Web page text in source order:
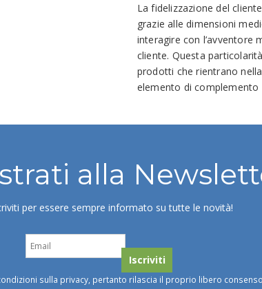
La fidelizzazione del
grazie alle dimensioni
interagire con l’avventore
cliente. Questa
prodotti che rientrano
elemento di complemento
alla
per essere sempre informato su tutte le novità!
sulla privacy, pertanto rilascia il proprio libero